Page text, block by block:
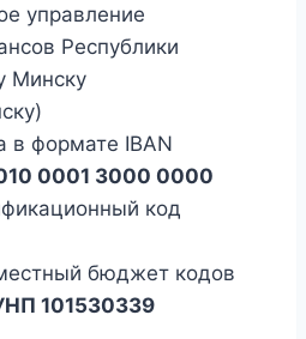
управление
Республики
Минску
в формате IBAN
0001 3000 0000
код
бюджет кодов
101530339